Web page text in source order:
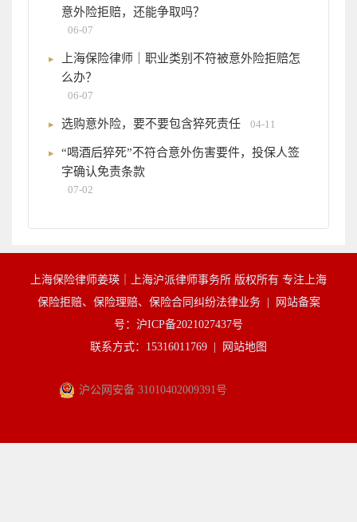
意外险拒赔，还能争取吗？
06-07
上海保险律师｜职业类别不符被意外险拒赔怎
么办？
06-07
选购意外险，要不要包含猝死责任 04-11
“喝酒后猝死”不符合意外伤害要件，投保人签
字确认免责条款
07-02
上海保险律师姜瑛｜上海沪派律师事务所 版权所有 专注上海
保险拒赔、保险理赔、保险合同纠纷法律业务 |
网站备案
号：沪ICP备2021027437号
联系方式：15316011769 |
网站地图
沪公网安备 31010402009391号